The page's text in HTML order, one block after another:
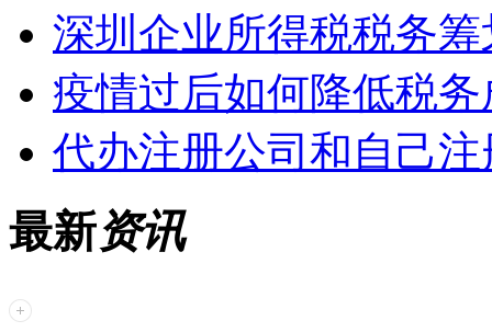
深圳企业所得税税务
疫情过后如何降低税务
代办注册公司和自己
最新资讯